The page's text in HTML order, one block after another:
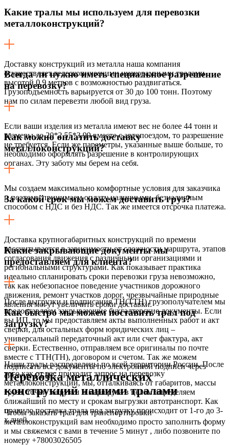
Какие тралы мы используем для перевозки
металлоконструкций?
Доставку конструкций из металла наша компания
осуществляет телескопическими низкорамными тралами
высотой 0,9 метров с возможностью раздвигаться.
Грузоподъемность варьируется от 30 до 100 тонн. Поэтому
нам по силам перевезти любой вид груза.
Всегда ли нужно иметь специальное разрешение
на перевозку?
Если ваши изделия из металла имеют вес не более 44 тонн и
размеры до 20*2,55*3,99 вместе с автопоездом, то разрешение
не требуется. Если же параметры, указанные выше больше, то
необходимо оформлять разрешение в контролирующих
органах. Эту заботу мы берем на себя.
Как можно оплатить доставку
металлоконструкций?
Мы создаем максимально комфортные условия для заказчика
и поэтому принимаем оплату наличными, безналичным
способом с НДС и без НДС. Так же имеется отсрочка платежа.
За какой срок мы можем доставить груз?
Доставка крупногабаритных конструкций по времени
рассчитывается в зависимости от сложности маршрута, этапов
согласования движения с различными организациями и
региональными структурами. Как показывает практика
идеально спланировать сроки перевозки груза невозможно,
так как небезопасное поведение участников дорожного
движения, ремонт участков дорог, чрезвычайные природные
явления могут увеличить сроки доставки.
Какие закрывающие документы мы
предоставляем для клиента?
После выгрузки и подписания ТН(ТТН) грузополучателем мы
предоставляем закрывающие бухгалтерские документы. Если
вы ИП, то мы предоставляем акты выполненных работ и акт
сверки, для остальных форм юридических лиц –
универсальный передаточный акт или счет фактура, акт
сверки. Естественно, отправляем все оригиналы по почте
вместе с ТТН(ТН), договором и счетом. Так же можем
подписать все документы по электронной подписи через
систему СБИС.
Как быстро мы можем поставить трал под
загрузку?
Наши тралы распределены по всей территории России. После
того как от вас приходит запрос на перевозку
металлоконструкций, мы, отталкиваясь от габаритов, массы
груза, точки загрузки и маршрута в целом определяем
ближайший по месту и срокам выгрузки автотранспорт. Как
правило поставка трала под загрузку происходит от 1-го до 3-
х дней.
Перевозка металлических
конструкций нашими тралами
Чтобы заказать трал для транспортировки
металлоконструкций вам необходимо просто заполнить форму
и мы свяжемся с вами в течение 5 минут , либо позвоните по
номеру +78003026505